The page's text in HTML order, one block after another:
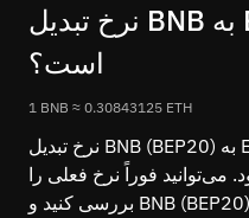
نرخ تبدیل BNB به ETH امروز چقدر
است؟
1 BNB ≈ 0.30843125 ETH
نرخ تبدیل BNB (BEP20) به ETH بر اساس داده‌های زنده بازار
فوراً نرخ فعلی را
بررسی کنید و BNB (BEP20) را به ETH از طریق رابط کاربری